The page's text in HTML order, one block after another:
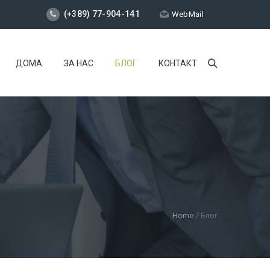
(+389) 77-904-141 WebMail
ДОМА ЗА НАС БЛОГ КОНТАКТ
Home /Блог